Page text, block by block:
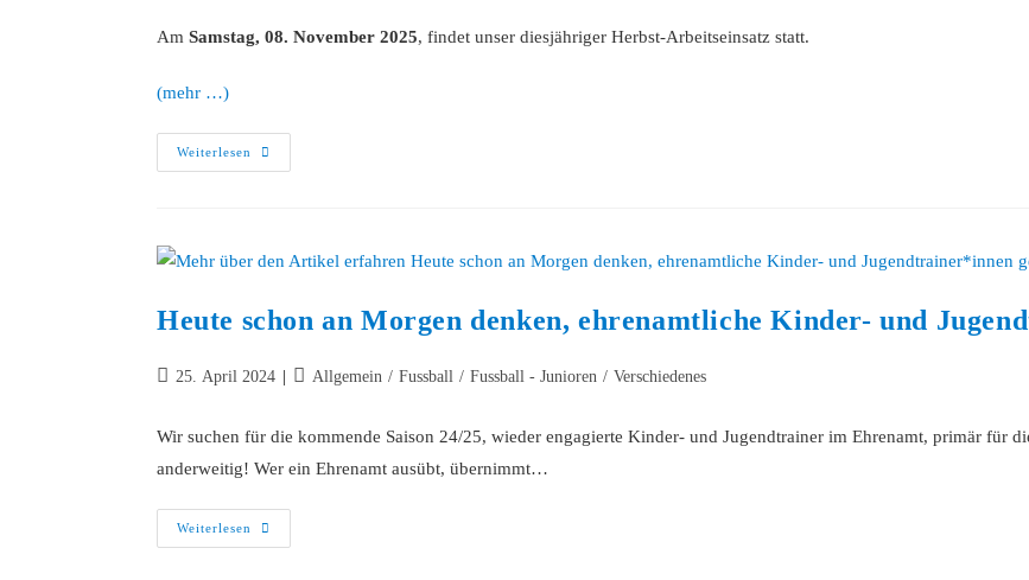
Am Samstag, 08. November 2025, findet unser dies­jähriger Herbst-Arbeitseinsatz statt.
(mehr …)
Weiterlesen
Heute schon an Morgen denken, ehrenamtliche Kinder- und
25. April 2024 Allgemein / Fussball / Fussball - Junioren / Verschiedenes
Wir suchen für die kommende Saison 24/25, wieder engagierte Kinder- und Jugendtrainer im Ehrenamt, primär für
anderweitig! Wer ein Ehrenamt ausübt, übernimmt…
Weiterlesen